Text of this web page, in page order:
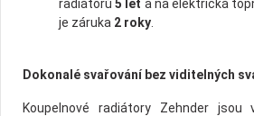
radiátorů5 let a na elektrická
je záruka 2 roky
Dokonalé svařování bez viditelných
Koupelnové radiátory Zehnder jsou